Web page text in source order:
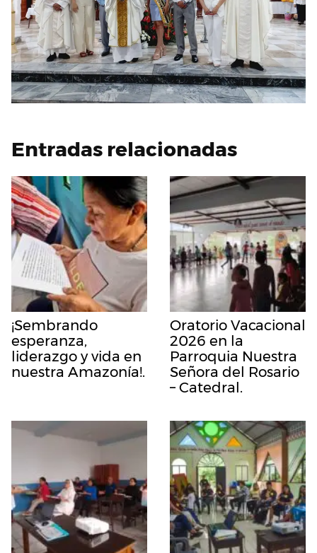
Entradas relacionadas
¡Sembrando
esperanza,
liderazgo y vida en
nuestra Amazonía!.
Oratorio Vacacional
2026 en la
Parroquia Nuestra
Señora del Rosario
– Catedral.